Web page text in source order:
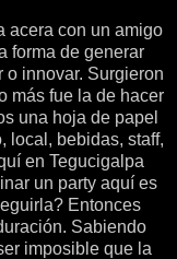
acera con un amigo
forma de generar
o innovar. Surgieron
más fue la de hacer
una hoja de papel
local, bebidas, staff,
en Tegucigalpa
un party aquí es
Entonces
Sabiendo
imposible que la